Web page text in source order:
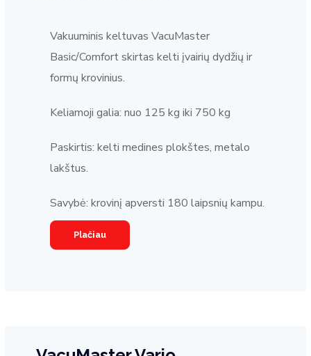
Vakuuminis keltuvas VacuMaster
Basic/Comfort skirtas kelti įvairių dydžių ir
formų krovinius.
Keliamoji galia: nuo 125 kg iki 750 kg
Paskirtis: kelti medines plokštes, metalo
lakštus.
Savybė: krovinį apversti 180 laipsnių kampu.
Plačiau